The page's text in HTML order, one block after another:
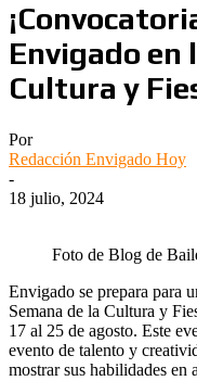
Envigado en
Cultura y
Por
Redacción Envigado Hoy
-
18 julio, 2024
Foto de Blog de
Envigado se prepara para
Semana de la Cultura y
17 al 25 de agosto. Este
evento de talento y
mostrar sus habilidades en